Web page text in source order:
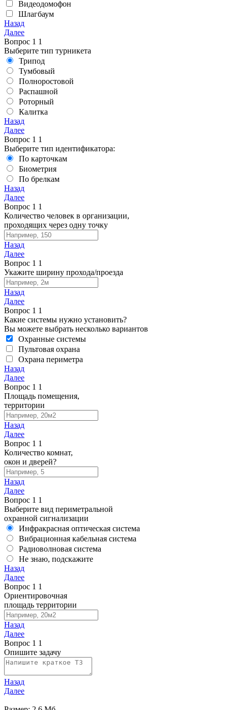
Видеодомофон
Шлагбаум
Назад
Далее
Вопрос 1 1
Выберите тип турникета
Трипод
Тумбовый
Полноростовой
Распашной
Роторный
Калитка
Назад
Далее
Вопрос 1 1
Выберите тип идентификатора:
По карточкам
Биометрия
По брелкам
Назад
Далее
Вопрос 1 1
Количество человек в организации,
проходящих через одну точку
Назад
Далее
Вопрос 1 1
Укажите ширину прохода/проезда
Назад
Далее
Вопрос 1 1
Какие системы нужно установить?
Вы можете выбрать несколько вариантов
Охранные системы
Пультовая охрана
Охрана периметра
Назад
Далее
Вопрос 1 1
Площадь помещения,
территории
Назад
Далее
Вопрос 1 1
Количество комнат,
окон и дверей?
Назад
Далее
Вопрос 1 1
Выберите вид периметральной
охранной сигнализации
Инфракрасная оптическая система
Вибрационная кабельная система
Радиоволновая система
Не знаю, подскажите
Назад
Далее
Вопрос 1 1
Ориентировочная
площадь территории
Назад
Далее
Вопрос 1 1
Опишите задачу
Назад
Далее